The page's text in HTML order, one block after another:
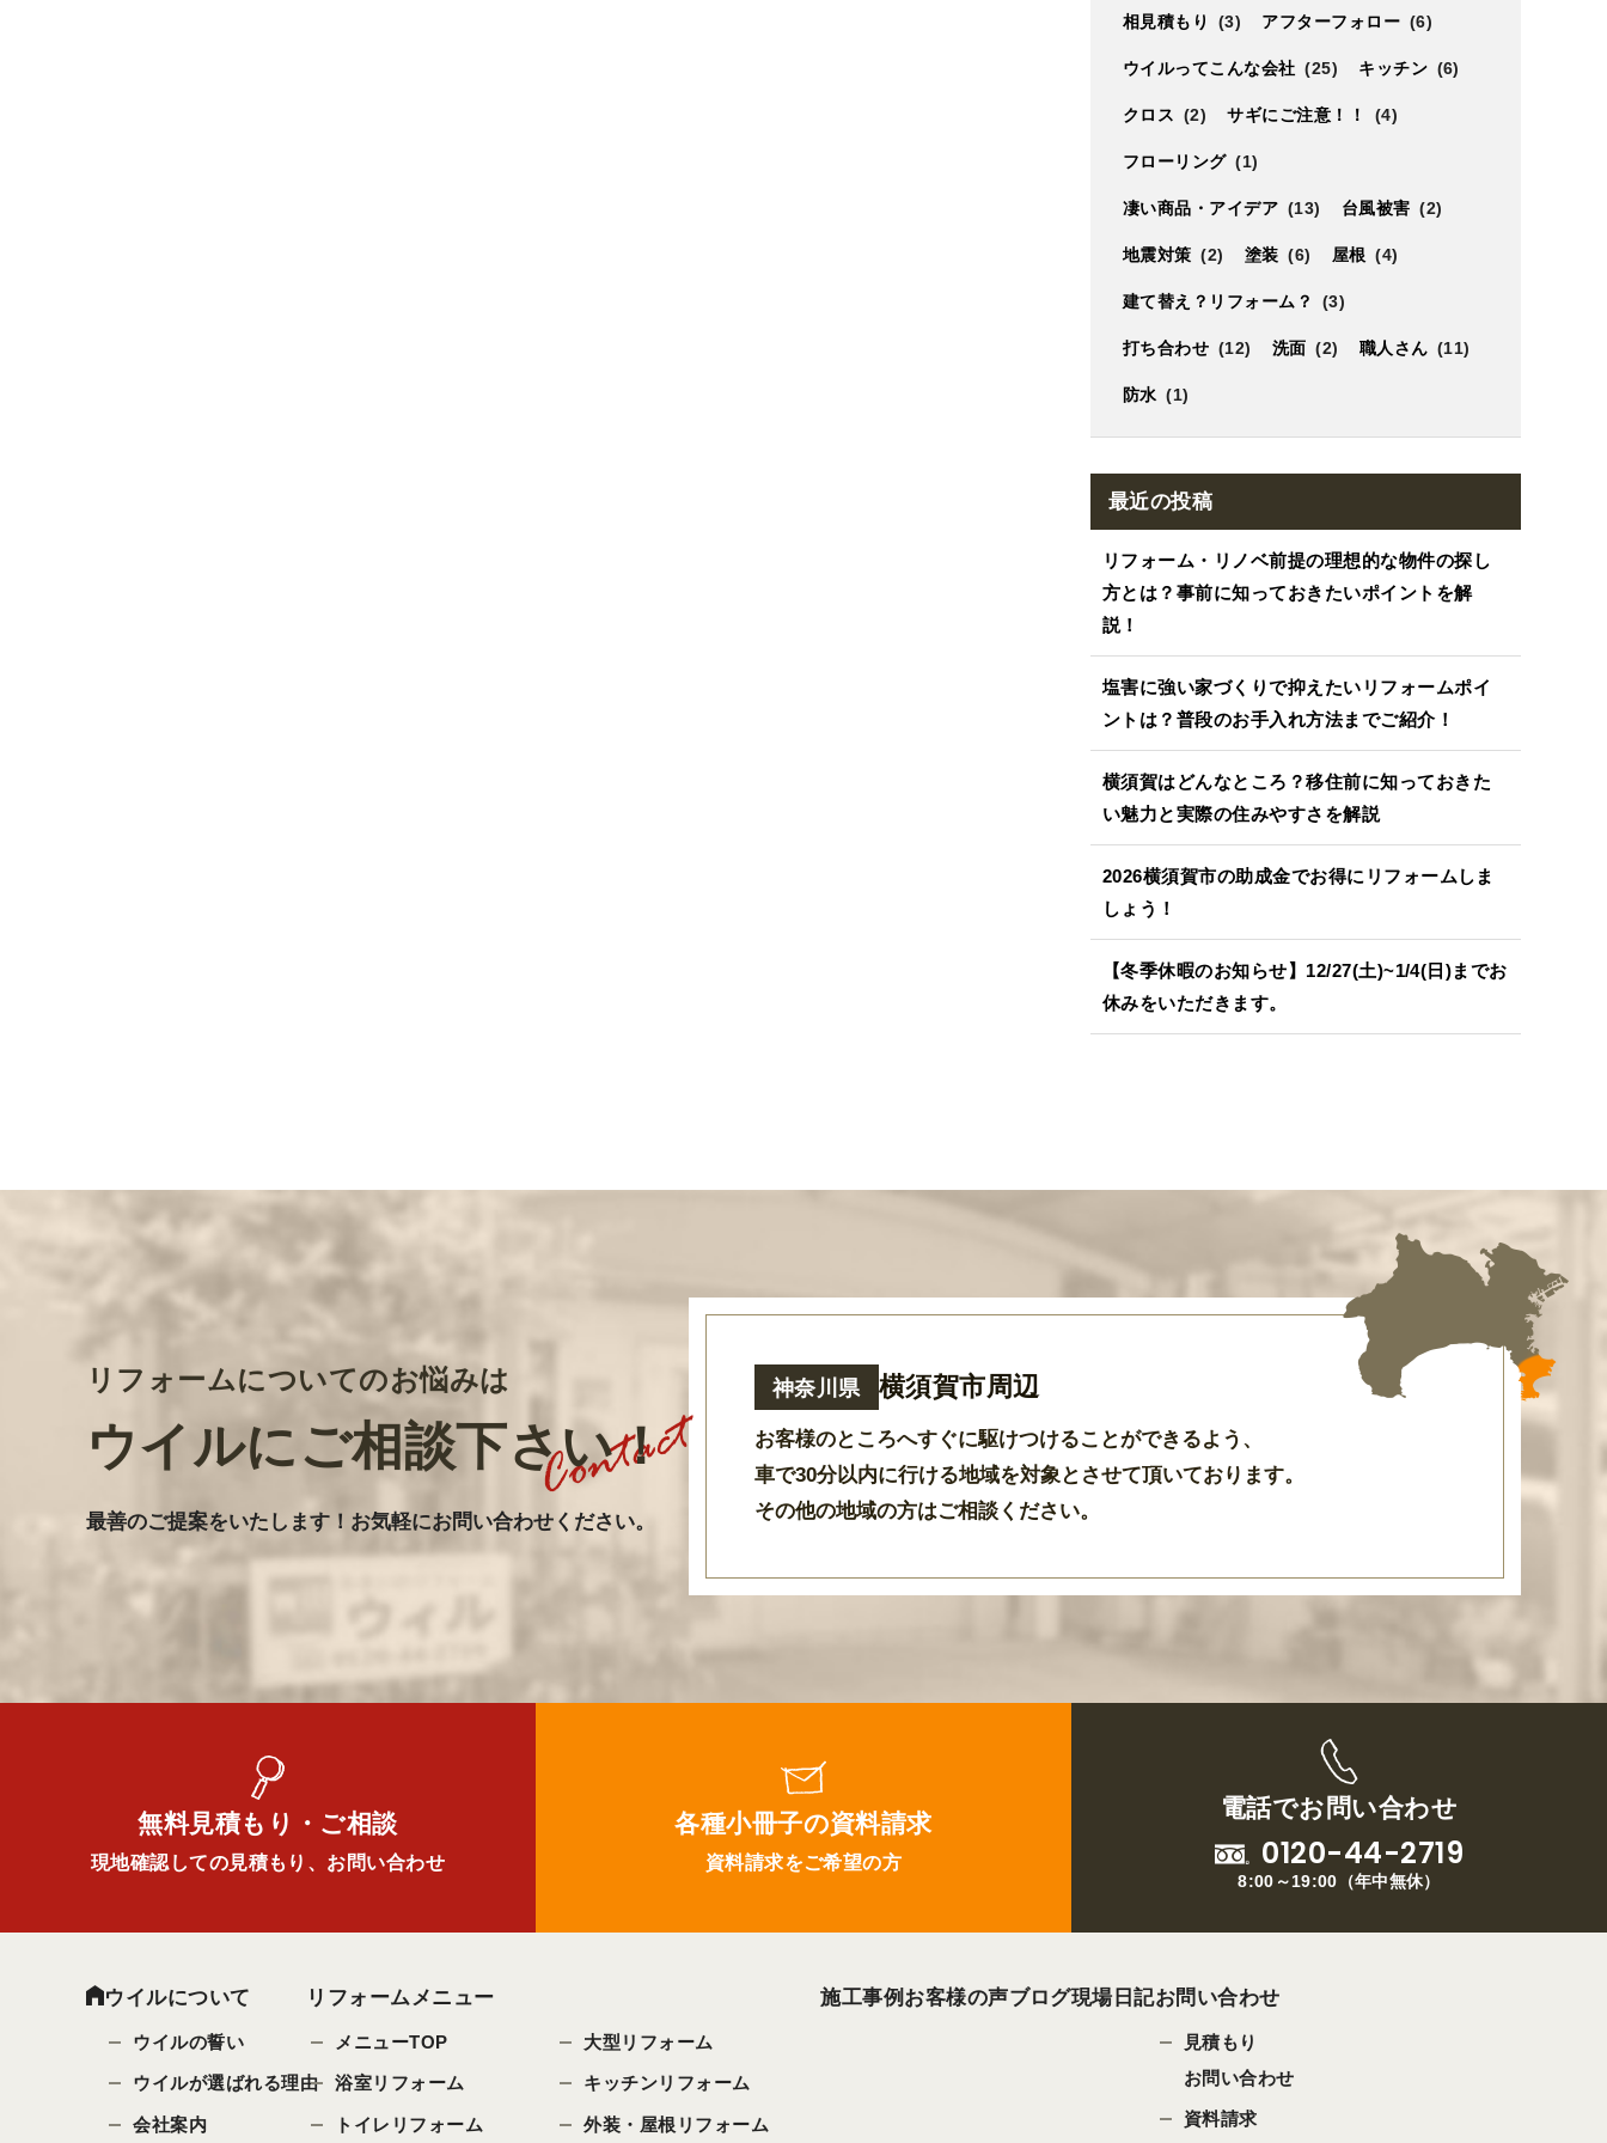
相見積もり (3) アフターフォロー (6)
ウイルってこんな会社 (25) キッチン (6)
クロス (2) サギにご注意！！ (4)
フローリング (1)
凄い商品・アイデア (13) 台風被害 (2)
地震対策 (2) 塗装 (6) 屋根 (4)
建て替え？リフォーム？ (3)
打ち合わせ (12) 洗面 (2) 職人さん (11)
防水 (1)
最近の投稿
リフォーム・リノベ前提の理想的な物件の探し
方とは？事前に知っておきたいポイントを解
説！
塩害に強い家づくりで抑えたいリフォームポイ
ントは？普段のお手入れ方法までご紹介！
横須賀はどんなところ？移住前に知っておきた
い魅力と実際の住みやすさを解説
2026横須賀市の助成金でお得にリフォームしま
しょう！
【冬季休暇のお知らせ】12/27(土)~1/4(日)までお
休みをいただきます。
リフォームについてのお悩みは
ウイルにご相談下さい！
最善のご提案をいたします ！ お気軽にお問い合わせください。
神奈川県 横須賀市周辺
お客様のところへすぐに駆けつけることができるよう 、
車で30分以内に行ける地域を対象とさせて頂いております。
その他の地域の方はご相談ください。
無料見積もり・ご相談
現地確認しての見積もり、お問い合わせ
各種小冊子の資料請求
資料請求をご希望の方
電話でお問い合わせ
0120-44-2719
8:00～19:00 （年中無休）
ウイルについて
ウイルの誓い
ウイルが選ばれる理由
会社案内
リフォームメニュー
メニューTOP 大型リフォーム
浴室リフォーム キッチンリフォーム
トイレリフォーム 外装・屋根リフォーム
施工事例 お客様の声ブログ現場日記お問い合わせ
見積もり
お問い合わせ
資料請求